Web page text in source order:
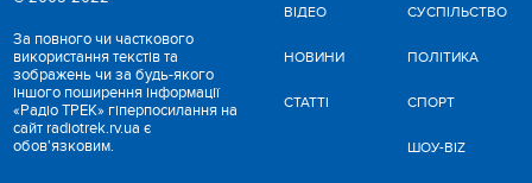
За повного чи часткового
використання текстів та
зображень чи за будь-якого
іншого поширення інформації
«Радіо ТРЕК» гіперпосилання на
сайт radiotrek.rv.ua є
обов'язковим.
ВІДЕО
НОВИНИ
СТАТТІ
CУСПІЛЬСТВО
ПОЛІТИКА
СПОРТ
ШОУ-BIZ